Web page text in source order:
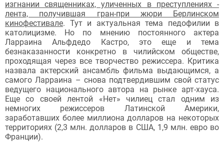
изгнании священниках, уличенных в преступлениях -
лента, получившая гран-при жюри Берлинском
кинофестивале. Тут и актуальная тема педофилии в
католицизме. Но по мнению постоянного актера
Ларраина Альфдедо Кастро, это еще и тема
безнаказанности конкретно в чилийском обществе,
проходящая через все творчество режиссера. Критика
назвала актерский ансамбль фильма выдающимся, а
самого Ларраина – снова подтвердившим свой статус
ведущего национального автора на рынке арт-хауса.
Еще со своей лентой «Нет» чилиец стал одним из
немногих режиссеров Латинской Америки,
заработавших более миллиона долларов на некоторых
территориях (2,3 млн. долларов в США, 1,9 млн. евро во
Франции).